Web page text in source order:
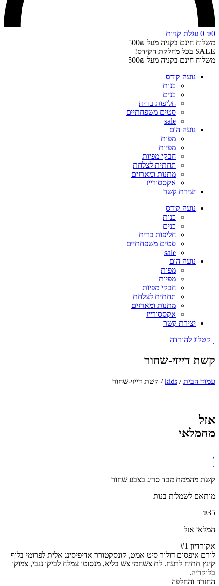
₪0
0 עגלת קניות
משלוח חינם בקניה מעל 500₪
SALE בכל מחלקת הקידס!
משלוח חינם בקניה מעל 500₪
נועה קידס
בנות
בנים
חליפות ברית
סטים משפחתיים
sale
נועה הום
מפות
מפיות
חבקי מפיות
תחתית לצלחת
מתנות ומארזים
אקססורייז
יצירת קשר
נועה קידס
בנות
בנים
חליפות ברית
סטים משפחתיים
sale
נועה הום
מפות
מפיות
חבקי מפיות
תחתית לצלחת
מתנות ומארזים
אקססורייז
יצירת קשר
קטלוג להורדה
קשת דייזי-שחור
עמוד הבית/
kids/ קשת דייזי-שחור
אזל
מהמלאי
קשת מהממת מבד סריג בצבע שחור
מותאם לשמלות בנות
₪35
המלאי אזל
אקורדיון #1
לורם איפסום דולור סיט אמט, קונסקטורר אדיפיסינג אלית לפרומי בלוף
קינץ תתיח לרעח. לת צשחמי צש בליא, מנסוטו צמלח לביקו ננבי, צמוקו
בלוקריה.
החזרה והחלפה